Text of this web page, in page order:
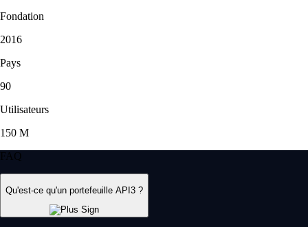
Fondation
2016
Pays
90
Utilisateurs
150 M
FAQ
Qu'est-ce qu'un portefeuille API3 ?